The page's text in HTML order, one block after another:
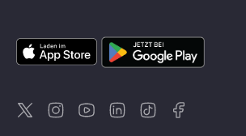
DayuseSingapur
DayuseZweden
DayuseThailand
DayuseNeuseeland
DayuseTürkei